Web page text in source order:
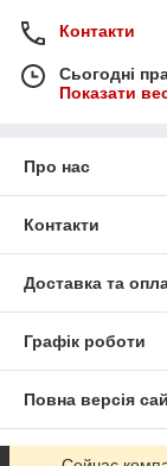
Контакти
Сьогодні
Показати
Про нас
Контакти
Доставка та
Графік роботи
Повна версія
Сайт створено